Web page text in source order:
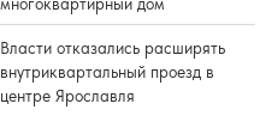
Власти отказались расширять
внутриквартальный проезд в
центре Ярославля